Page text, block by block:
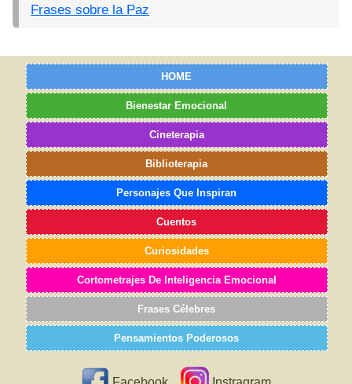
Frases sobre la Paz
HOME
Bienestar Emocional
Cineterapia
Biblioterapia
Personajes Que Inspiran
Cuentos
Curiosidades
Cortometrajes De Inteligencia Emocional
Frases Célebres
Pensamientos Poderosos